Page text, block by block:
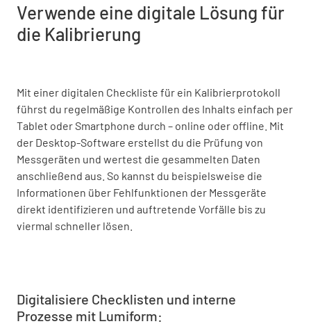
Verwende eine digitale Lösung für
die Kalibrierung
Mit einer digitalen Checkliste für ein Kalibrierprotokoll
führst du regelmäßige Kontrollen des Inhalts einfach per
Tablet oder Smartphone durch – online oder offline. Mit
der Desktop-Software erstellst du die Prüfung von
Messgeräten und wertest die gesammelten Daten
anschließend aus. So kannst du beispielsweise die
Informationen über Fehlfunktionen der Messgeräte
direkt identifizieren und auftretende Vorfälle bis zu
viermal schneller lösen.
Digitalisiere Checklisten und interne
Prozesse mit Lumiform: